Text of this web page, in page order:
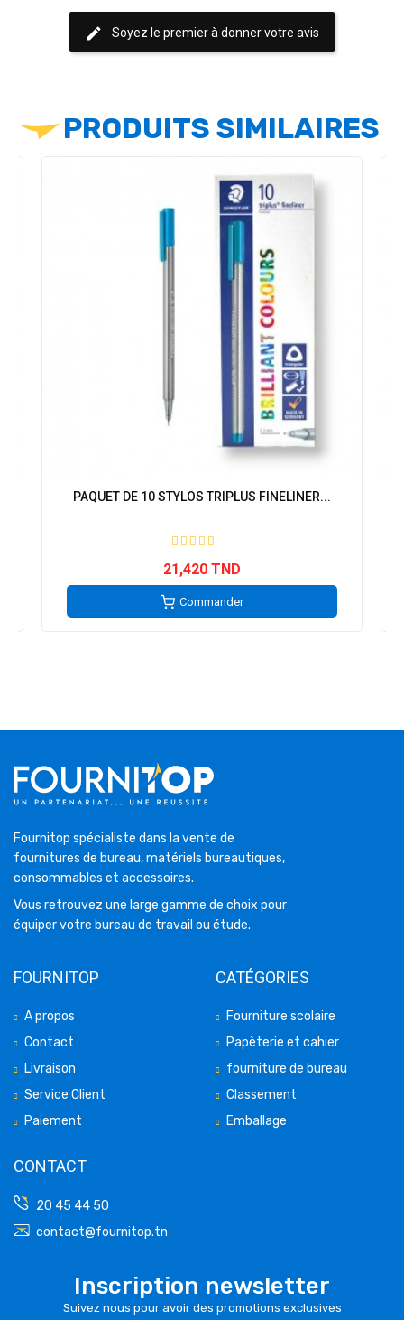
edit Soyez le premier à donner votre avis
PRODUITS SIMILAIRES
PAQUET DE 10 STYLOS TRIPLUS FINELINER...
21,420 TND
Commander
Fournitop spécialiste dans la vente de
fournitures de bureau, matériels bureautiques,
consommables et accessoires.
Vous retrouvez une large gamme de choix pour
équiper votre bureau de travail ou étude.
FOURNITOP
A propos
Contact
Livraison
Service Client
Paiement
CATÉGORIES
Fourniture scolaire
Papèterie et cahier
fourniture de bureau
Classement
Emballage
CONTACT
20 45 44 50
contact@fournitop.tn
Inscription newsletter
Suivez nous pour avoir des promotions exclusives